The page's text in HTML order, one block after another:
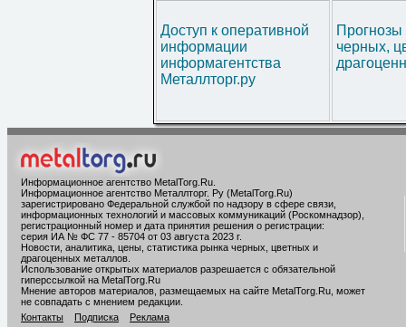
Доступ к оперативной
информации
информагентства
Металлторг.ру
черных,
Информационное агентство MetalTorg.Ru
Информационное агентство Металлторг. Ру (MetalTorg.Ru)
зарегистрировано Федеральной службой по надзору в сфере связи,
информационных технологий и массовых коммуникаций (Роскомнадзор),
регистрационный номер и дата принятия решения о регистрации:
серия ИА № ФС 77 - 85704 от 03 августа 2023 г.
Новости, аналитика, цены, статистика рынка черных, цветных и
драгоценных металлов.
Использование открытых материалов разрешается с обязательной
гиперссылкой на MetalTorg.Ru
Мнение авторов материалов, размещаемых на сайте MetalTorg.Ru, может
не совпадать с мнением редакции.
Контакты
Подписка Реклама